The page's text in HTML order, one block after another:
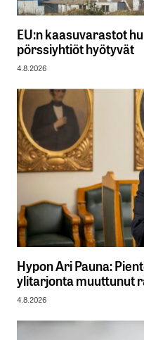
EU:n kaasuvarastot
pörssiyhtiöt hyötyvät
4.8.2026
Hypon Ari Pauna:
ylitarjonta muuttunut
4.8.2026